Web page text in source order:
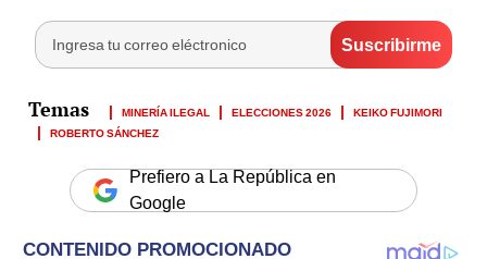
MINERÍA ILEGAL ELECCIONES 2026
KEIKO FUJIMORI
ROBERTO SÁNCHEZ
Prefiero a La República en
Google